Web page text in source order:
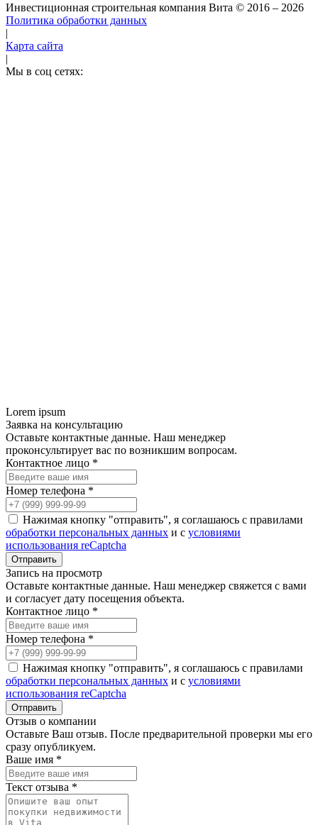
Инвестиционная строительная компания Вита © 2016 – 2026
Политика обработки данных
|
Карта сайта
|
Мы в соц сетях:
Lorem ipsum
Заявка на консультацию
Оставьте контактные данные. Наш менеджер
проконсультирует вас по возникшим вопросам.
Контактное лицо *
Номер телефона *
Нажимая кнопку "отправить", я соглашаюсь с правилами
обработки персональных данных и с условиями
использования reCaptcha
Запись на просмотр
Оставьте контактные данные. Наш менеджер свяжется с вами
и согласует дату посещения объекта.
Контактное лицо *
Номер телефона *
Нажимая кнопку "отправить", я соглашаюсь с правилами
обработки персональных данных и с условиями
использования reCaptcha
Отзыв о компании
Оставьте Ваш отзыв. После предварительной проверки мы его
сразу опубликуем.
Ваше имя *
Текст отзыва *